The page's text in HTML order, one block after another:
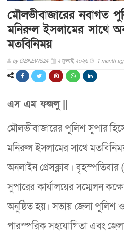
মৌলভীবাজারের নবাগত
মনিরুল ইসলামের সাথে
মতবিনিময়
byGBNEWS24 ২ জুলাই, ২০২৬ 1 month
এস এম ফজলু ||
মৌলভীবাজারের পুলিশ সুপার
মনিরুল ইসলামের সাথে
অনলাইন প্রেসক্লাব।
সুপারের কার্যালয়ের সম্মেলন
অনুষ্ঠিত হয়। সভায় জেলা পুলিশ ও
পারস্পরিক সহযোগিতা এবং